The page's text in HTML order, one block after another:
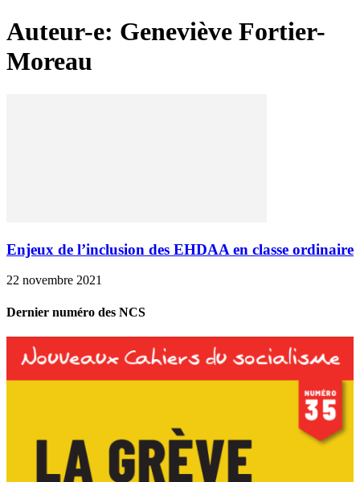
Auteur-e: Geneviève Fortier-
Moreau
Enjeux de l’inclusion des EHDAA en classe ordinaire
22 novembre 2021
Dernier numéro des NCS